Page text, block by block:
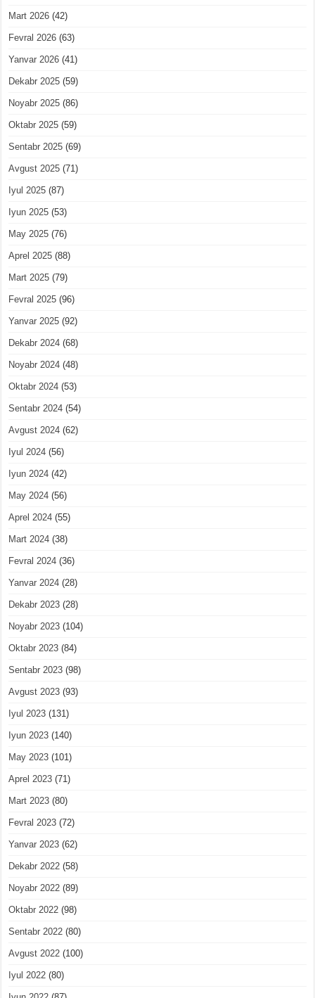
Mart 2026 (42)
Fevral 2026 (63)
Yanvar 2026 (41)
Dekabr 2025 (59)
Noyabr 2025 (86)
Oktabr 2025 (59)
Sentabr 2025 (69)
Avgust 2025 (71)
Iyul 2025 (87)
Iyun 2025 (53)
May 2025 (76)
Aprel 2025 (88)
Mart 2025 (79)
Fevral 2025 (96)
Yanvar 2025 (92)
Dekabr 2024 (68)
Noyabr 2024 (48)
Oktabr 2024 (53)
Sentabr 2024 (54)
Avgust 2024 (62)
Iyul 2024 (56)
Iyun 2024 (42)
May 2024 (56)
Aprel 2024 (55)
Mart 2024 (38)
Fevral 2024 (36)
Yanvar 2024 (28)
Dekabr 2023 (28)
Noyabr 2023 (104)
Oktabr 2023 (84)
Sentabr 2023 (98)
Avgust 2023 (93)
Iyul 2023 (131)
Iyun 2023 (140)
May 2023 (101)
Aprel 2023 (71)
Mart 2023 (80)
Fevral 2023 (72)
Yanvar 2023 (62)
Dekabr 2022 (58)
Noyabr 2022 (89)
Oktabr 2022 (98)
Sentabr 2022 (80)
Avgust 2022 (100)
Iyul 2022 (80)